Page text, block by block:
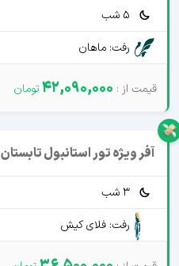
5 شب
رفت: ماهان
42,090,000
آفر ویژه تور استانبول تابستان 1405
3 شب
رفت: فلای کیش